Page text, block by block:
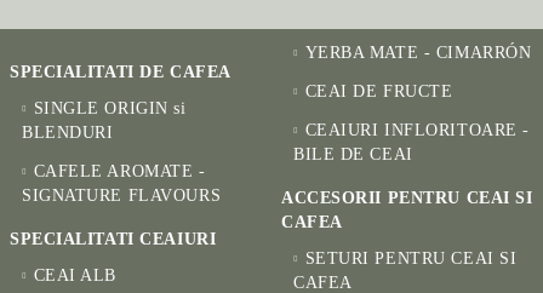
SPECIALITATI DE CAFEA
SINGLE ORIGIN si
BLENDURI
CAFELE AROMATE -
SIGNATURE FLAVOURS
SPECIALITATI CEAIURI
CEAI ALB
YERBA MATE - CIMARRÓN
CEAI DE FRUCTE
CEAIURI INFLORITOARE -
BILE DE CEAI
ACCESORII PENTRU CEAI SI
CAFEA
SETURI PENTRU CEAI SI
CAFEA